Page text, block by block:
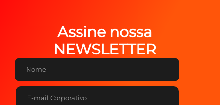
Assine nossa
NEWSLETTER